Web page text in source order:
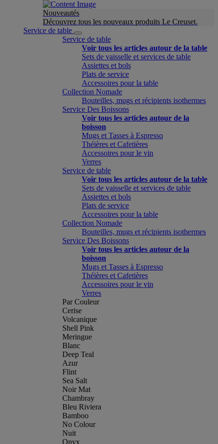
Nouveautés
Découvrez tous les nouveaux produits Le Creuset.
Service de table
Service de table
Voir tous les articles autour de la table
Sets de vaisselle et services de table
Assiettes et bols
Plats de service
Accessoires pour la table
Collection Nomade
Bouteilles, mugs et récipients isothermes
Service Des Boissons
Voir tous les articles autour de la
boisson
Mugs et Tasses à Espresso
Théières et Cafetières
Accessoires pour le vin
Verres
Service de table
Voir tous les articles autour de la table
Sets de vaisselle et services de table
Assiettes et bols
Plats de service
Accessoires pour la table
Collection Nomade
Bouteilles, mugs et récipients isothermes
Service Des Boissons
Voir tous les articles autour de la
boisson
Mugs et Tasses à Espresso
Théières et Cafetières
Accessoires pour le vin
Verres
Par Couleur
Cerise
Volcanique
Shell Pink
Meringue
Blanc
Deep Teal
Azur
Flint
Sea Salt
Noir Mat
Chambray
Bleu Riviera
Bamboo
No Colour
Nuit
Onyx